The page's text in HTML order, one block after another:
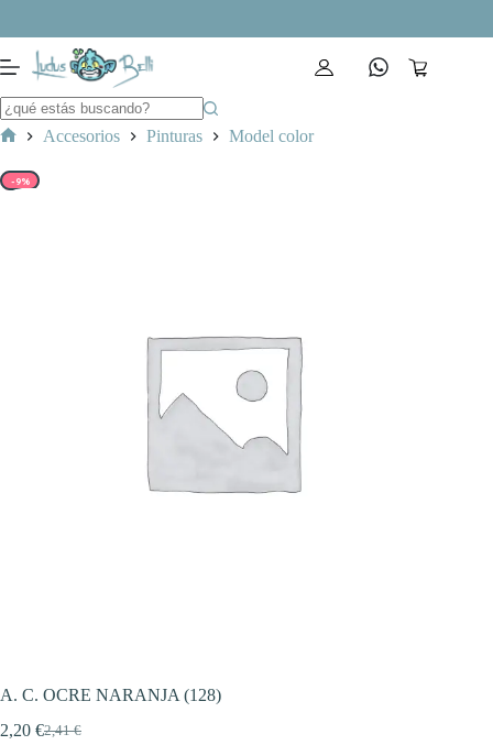
contenido
Carro
Accesorios Pinturas Model color
-9%
A. C. OCRE NARANJA (128)
2,41€
El
2,20 €El